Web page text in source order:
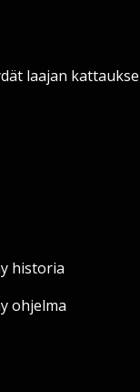
laajan
historia
ohjelma